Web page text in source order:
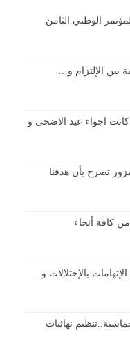
الوطني الثامن
بين الإلتزام و…
اجواء عيد الاضحى و
مزور تصرح بأن هدفنا
كافة أنحاء
بالإختلالات و…
نهائيات